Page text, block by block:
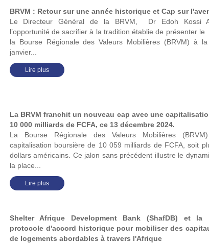
BRVM : Retour sur une année historique et Cap sur
Le Directeur Général de la BRVM, Dr Edoh Kossi
l’opportunité de sacrifier à la tradition établie de présenter
la Bourse Régionale des Valeurs Mobilières (BRVM) à
janvier...
Lire plus
La BRVM franchit un nouveau cap avec une
10 000 milliards de FCFA, ce 13 décembre 2024.
La Bourse Régionale des Valeurs Mobilières
capitalisation boursière de 10 059 milliards de FCFA, soit
dollars américains. Ce jalon sans précédent illustre le
la place...
Lire plus
Shelter Afrique Development Bank (ShafDB) et la
protocole d'accord historique pour mobiliser des
de logements abordables à travers l'Afrique